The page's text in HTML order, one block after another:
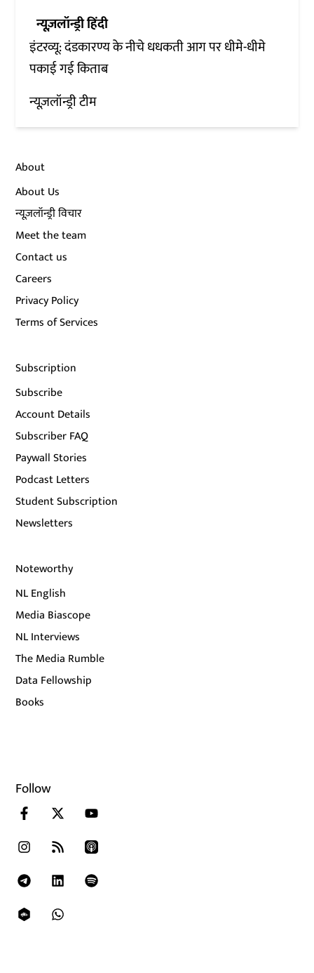
न्यूज़लॉन्ड्री हिंदी
इंटरव्यू: दंडकारण्य के नीचे धधकती आग पर धीमे-धीमे
पकाई गई किताब
न्यूज़लॉन्ड्री टीम
About
About Us
न्यूज़लॉन्ड्री विचार
Meet the team
Contact us
Careers
Privacy Policy
Terms of Services
Subscription
Subscribe
Account Details
Subscriber FAQ
Paywall Stories
Podcast Letters
Student Subscription
Newsletters
Noteworthy
NL English
Media Biascope
NL Interviews
The Media Rumble
Data Fellowship
Books
Follow